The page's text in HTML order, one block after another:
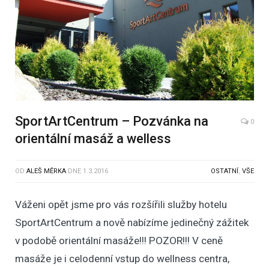
SportArtCentrum – Pozvánka na
orientální masáž a welless
0
OD ALEŠ MĚRKA DNE 1.3.2016 OSTATNÍ , VŠE
Váženi opět jsme pro vás rozšířili služby hotelu
SportArtCentrum a nově nabízíme jedinečný zážitek
v podobě orientální masáže!!! POZOR!!! V ceně
masáže je i celodenní vstup do wellness centra,